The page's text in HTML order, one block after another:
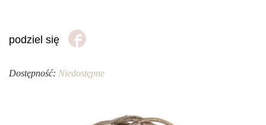
podziel się
Dostępność: Niedostępne